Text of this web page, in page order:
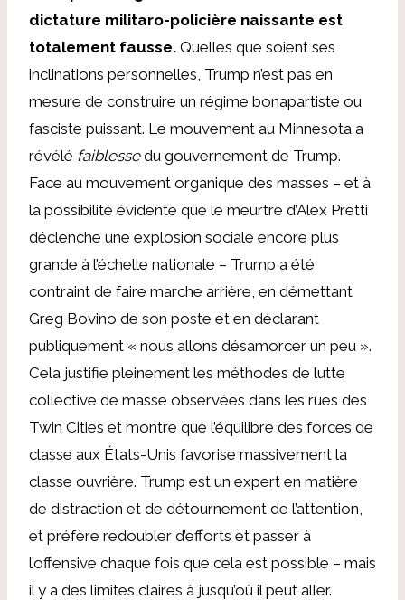
dictature militaro-policière naissante est
totalement fausse. Quelles que soient ses
inclinations personnelles, Trump n’est pas en
mesure de construire un régime bonapartiste ou
fasciste puissant. Le mouvement au Minnesota a
révélé faiblessedu gouvernement de Trump.
Face au mouvement organique des masses – et à
la possibilité évidente que le meurtre d’Alex Pretti
déclenche une explosion sociale encore plus
grande à l’échelle nationale – Trump a été
contraint de faire marche arrière, en démettant
Greg Bovino de son poste et en déclarant
publiquement « nous allons désamorcer un peu ».
Cela justifie pleinement les méthodes de lutte
collective de masse observées dans les rues des
Twin Cities et montre que l’équilibre des forces de
classe aux États-Unis favorise massivement la
classe ouvrière. Trump est un expert en matière
de distraction et de détournement de l’attention,
et préfère redoubler d’efforts et passer à
l’offensive chaque fois que cela est possible – mais
il y a des limites claires à jusqu’où il peut aller.